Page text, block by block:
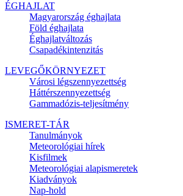
ÉGHAJLAT
Magyarország éghajlata
Föld éghajlata
Éghajlatváltozás
Csapadékintenzitás
LEVEGŐKÖRNYEZET
Városi légszennyezettség
Háttérszennyezettség
Gammadózis-teljesítmény
ISMERET-TÁR
Tanulmányok
Meteorológiai hírek
Kisfilmek
Meteorológiai alapismeretek
Kiadványok
Nap-hold